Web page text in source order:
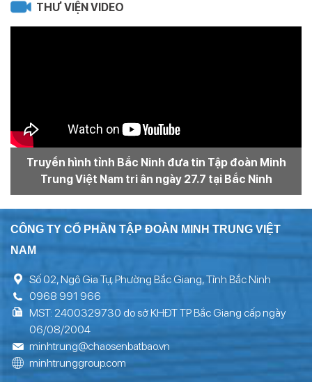
THƯ VIỆN VIDEO
Truyền hình tỉnh Bắc Ninh đưa tin Tập đoàn Minh
Trung Việt Nam tri ân ngày 27.7 tại Bắc Ninh
CÔNG TY CỔ PHẦN TẬP ĐOÀN MINH TRUNG VIỆT
NAM
Số 02, Ngô Gia Tự, Phường Bắc Giang, Tỉnh Bắc Ninh
0968 991 966
MST: 2400329730 do sở KHĐT TP Bắc Giang cấp ngày
06/08/2004
minhtrung@chaosenbatbao.vn
minhtrunggroup.com